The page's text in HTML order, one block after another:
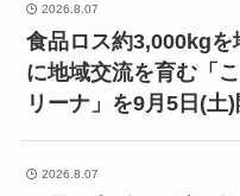
2026.8.07
食品ロス約3,000kg
に地域交流を育む「
リーナ」を9月5日(土
2026.8.07